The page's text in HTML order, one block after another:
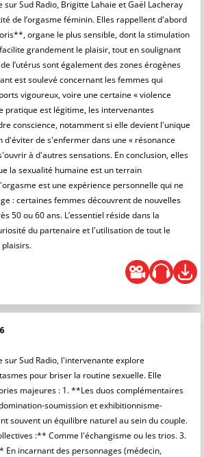
sur Sud Radio, Brigitte Lahaie et Gaël Lacheray
de l’orgasme féminin. Elles rappellent d'abord
organe le plus sensible, dont la stimulation
grandement le plaisir, tout en soulignant
l’utérus sont également des zones érogènes
est soulevé concernant les femmes qui
vigoureux, voire une certaine « violence
pratique est légitime, les intervenantes
conscience, notamment si elle devient l'unique
d'éviter de s'enfermer dans une « résonance
à d'autres sensations. En conclusion, elles
la sexualité humaine est un terrain
est une expérience personnelle qui ne
: certaines femmes découvrent de nouvelles
50 ou 60 ans. L’essentiel réside dans la
du partenaire et l'utilisation de tout le
sur Sud Radio, l'intervenante explore
pour briser la routine sexuelle. Elle
majeures : 1. **Les duos complémentaires
soumission et exhibitionnisme-
souvent un équilibre naturel au sein du couple.
:** Comme l'échangisme ou les trios. 3.
incarnant des personnages (médecin,